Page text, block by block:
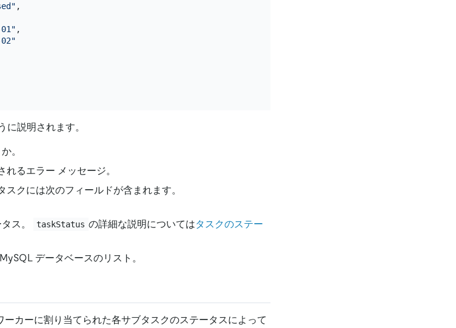
,
,
に説明されます。
。
るエラー メッセージ。
スクには次のフィールドが含まれます。
ス。 taskStatus の詳細な説明についてはタスクのステー
データベースのリスト。
カーに割り当てられた各サブタスクのステータスによって